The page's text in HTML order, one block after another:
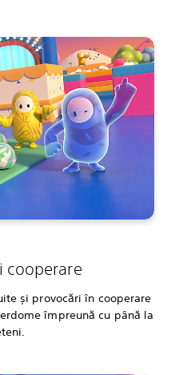
cooperare
și provocări în cooperare
împreună cu până la